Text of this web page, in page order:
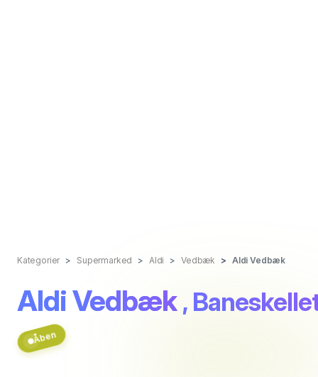
Kategorier Supermarked Aldi Vedbæk Aldi Vedbæk
Aldi Vedbæk ,
Åben